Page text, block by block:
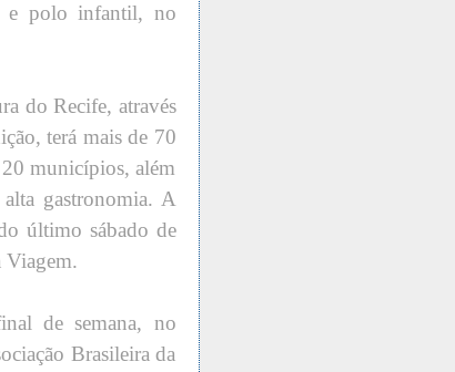
e polo infantil, no
do Recife, através
terá mais de 70
20 municípios, além
gastronomia. A
último sábado de
Viagem.
de semana, no
Brasileira da